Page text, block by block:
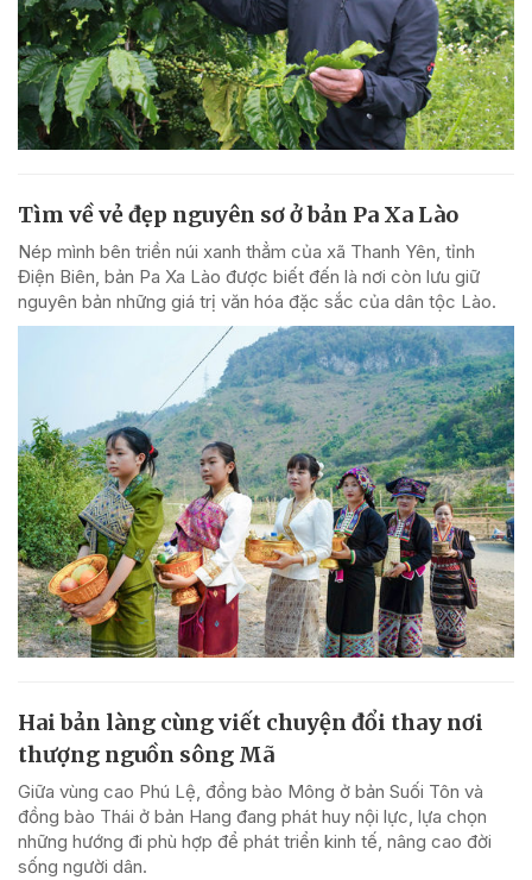
Tìm về vẻ đẹp nguyên sơ ở bản Pa Xa Lào
Nép mình bên triền núi xanh thẳm của xã Thanh Yên, tỉnh
Điện Biên, bản Pa Xa Lào được biết đến là nơi còn lưu giữ
nguyên bản những giá trị văn hóa đặc sắc của dân tộc Lào.
Hai bản làng cùng viết chuyện đổi thay nơi
thượng nguồn sông Mã
Giữa vùng cao Phú Lệ, đồng bào Mông ở bản Suối Tôn và
đồng bào Thái ở bản Hang đang phát huy nội lực, lựa chọn
những hướng đi phù hợp để phát triển kinh tế, nâng cao đời
sống người dân.